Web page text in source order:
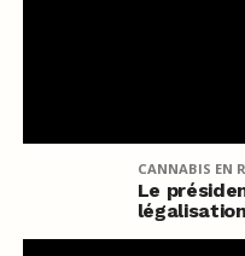
CANNABIS EN
Le